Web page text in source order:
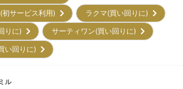
初サービス利用)
ラクマ(買い回りに)
りに)
サーティワン(買い回りに)
い回りに)
ル